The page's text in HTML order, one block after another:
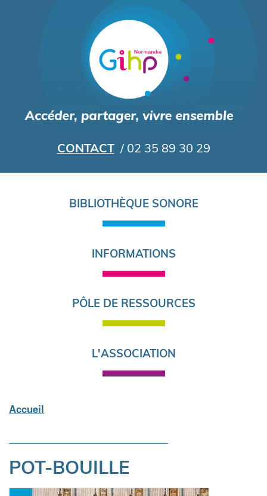
au
contenu
principal
CONTACT / 02 35 89 30 29
BIBLIOTHÈQUE SONORE
INFORMATIONS
PÔLE DE RESSOURCES
L'ASSOCIATION
Accueil
POT-BOUILLE